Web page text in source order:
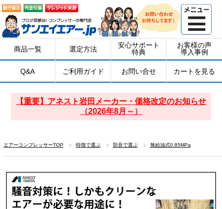
【重要】アネスト岩田メーカー・価格改定のお知らせ
（2026年8月～）
商品一覧 選定方法
安心サポート
特典
お客様の声
導入事例
Q&A ご利用ガイド お問い合せ カートを見る
エアーコンプレッサーTOP 特徴で選ぶ 防音で選ぶ 無給油式0.85MPa